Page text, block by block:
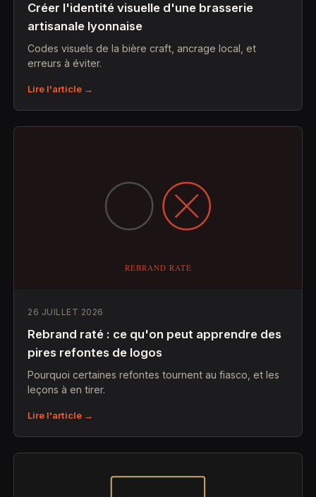
Créer l'identité visuelle d'une brasserie
artisanale lyonnaise
Codes visuels de la bière craft, ancrage local, et
erreurs à éviter.
Lire l'article →
26 JUILLET 2026
Rebrand raté : ce qu'on peut apprendre des
pires refontes de logos
Pourquoi certaines refontes tournent au fiasco, et les
leçons à en tirer.
Lire l'article →